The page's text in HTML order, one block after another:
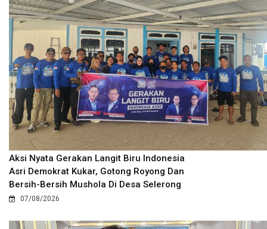
Aksi Nyata Gerakan Langit Biru Indonesia
Asri Demokrat Kukar, Gotong Royong Dan
Bersih-Bersih Mushola Di Desa Selerong
07/08/2026